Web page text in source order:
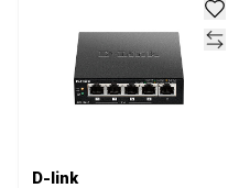
D-link